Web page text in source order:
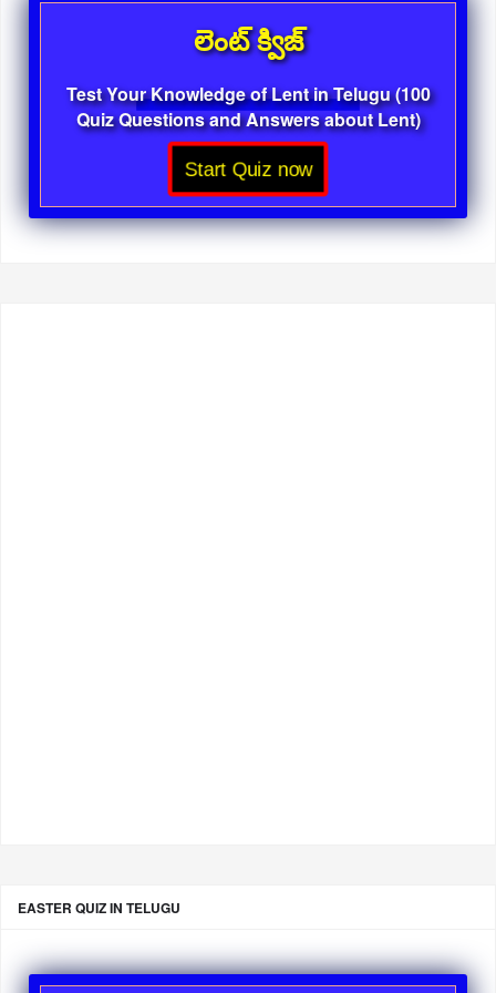
లెంట్ క్విజ్
Test Your Knowledge of Lent in Telugu (100
Quiz Questions and Answers about Lent)
Start Quiz now
EASTER QUIZ IN TELUGU